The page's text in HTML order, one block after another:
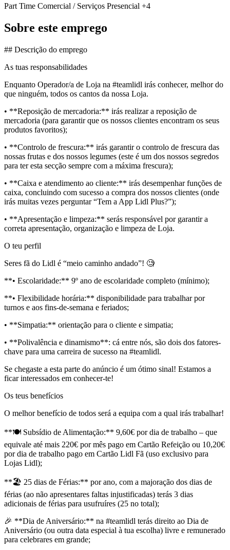
Part Time Comercial / Serviços Presencial +4
Sobre este emprego
## Descrição do emprego
As tuas responsabilidades
Enquanto Operador/a de Loja na #teamlidl irás conhecer, melhor do
que ninguém, todos os cantos da nossa Loja.
• **Reposição de mercadoria:** irás realizar a reposição de
mercadoria (para garantir que os nossos clientes encontram os seus
produtos favoritos);
• **Controlo de frescura:** irás garantir o controlo de frescura das
nossas frutas e dos nossos legumes (este é um dos nossos segredos
para ter esta secção sempre com a máxima frescura);
• **Caixa e atendimento ao cliente:** irás desempenhar funções de
caixa, concluindo com sucesso a compra dos nossos clientes (onde
irás muitas vezes perguntar “Tem a App Lidl Plus?”);
• **Apresentação e limpeza:** serás responsável por garantir a
correta apresentação, organização e limpeza de Loja.
O teu perfil
Seres fã do Lidl é “meio caminho andado”! 🧐
**• Escolaridade:** 9º ano de escolaridade completo (mínimo);
**• Flexibilidade horária:** disponibilidade para trabalhar por
turnos e aos fins-de-semana e feriados;
• **Simpatia:** orientação para o cliente e simpatia;
• **Polivalência e dinamismo**: cá entre nós, são dois dos fatores-
chave para uma carreira de sucesso na #teamlidl.
Se chegaste a esta parte do anúncio é um ótimo sinal! Estamos a
ficar interessados em conhecer-te!
Os teus benefícios
O melhor benefício de todos será a equipa com a qual irás trabalhar!
**🍽️ Subsídio de Alimentação:** 9,60€ por dia de trabalho – que
equivale até mais 220€ por mês pago em Cartão Refeição ou 10,20€
por dia de trabalho pago em Cartão Lidl Fã (uso exclusivo para
Lojas Lidl);
**🏖️ 25 dias de Férias:** por ano, com a majoração dos dias de
férias (ao não apresentares faltas injustificadas) terás 3 dias
adicionais de férias para usufruíres (25 no total);
🎉 **Dia de Aniversário:** na #teamlidl terás direito ao Dia de
Aniversário (ou outra data especial à tua escolha) livre e remunerado
para celebrares em grande;